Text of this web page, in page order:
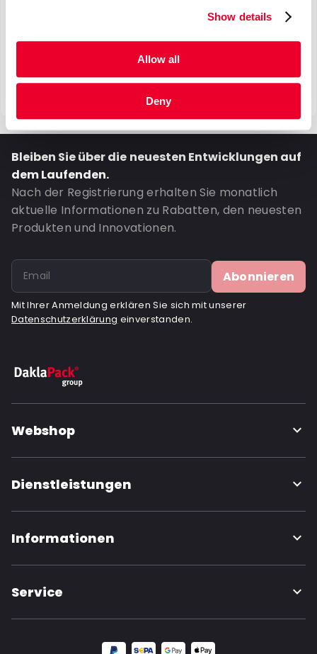
Show details
Allow all
Deny
Bleiben Sie über die neuesten Entwicklungen auf
dem Laufenden.
Nach der Registrierung erhalten Sie monatlich
aktuelle Informationen zu Rabatten, den neuesten
Produkten und Innovationen.
Abonnieren
Mit Ihrer Anmeldung erklären Sie sich mit unserer
Datenschutzerklärung einverstanden.
Webshop
Dienstleistungen
Informationen
Service